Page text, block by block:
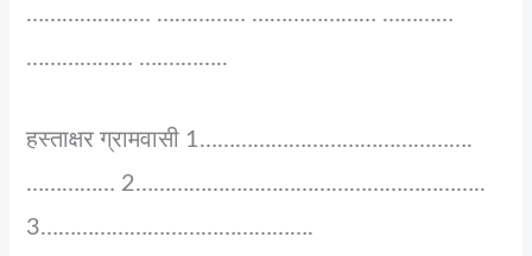
………………… …………… ………………… …………
……………… ….………..
हस्ताक्षर ग्रामवासी 1……………………………………….
…………… 2…………………………………………………..
3……………………………………….